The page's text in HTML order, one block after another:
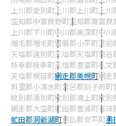
上川郡愛別町 上川郡上川町 上
空知郡中富良野町空知郡南富良
上川郡下川町中川郡美深町中川
増毛郡増毛町留萌郡小平町苫前
天塩郡遠別町天塩郡天塩町宗谷
枝幸郡枝幸町天塩郡豊富町礼文
天塩郡幌延町網走郡美幌町網走
斜里郡小清水町常呂郡訓子府町
紋別郡湧別町紋別郡滝上町紋別
網走郡大空町虻田郡豊浦町有珠
虻田郡洞爺湖町勇払郡安平町勇